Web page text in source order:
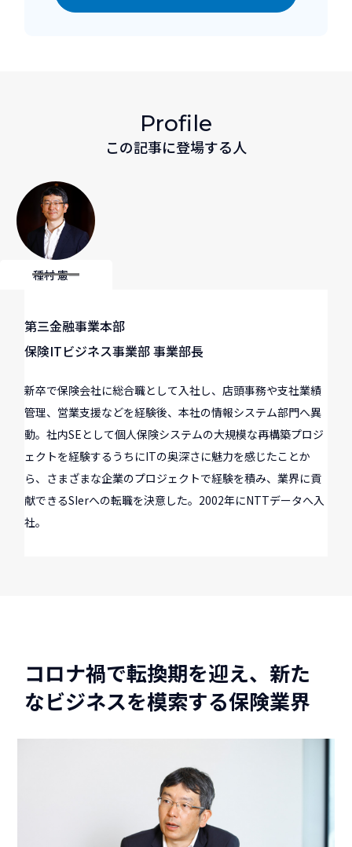
Profile
この記事に登場する人
種村 憲一
第三金融事業本部
保険ITビジネス事業部 事業部長
新卒で保険会社に総合職として入社し、店頭事務や支社業績
管理、営業支援などを経験後、本社の情報システム部門へ異
動。社内SEとして個人保険システムの大規模な再構築プロジ
ェクトを経験するうちにITの奥深さに魅力を感じたことか
ら、さまざまな企業のプロジェクトで経験を積み、業界に貢
献できるSIerへの転職を決意した。2002年にNTTデータへ入
社。
コロナ禍で転換期を迎え、新た
なビジネスを模索する保険業界